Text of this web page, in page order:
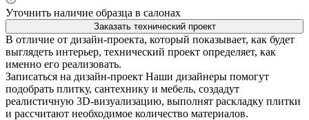
Уточнить наличие образца в салонах
Заказать технический проект
В отличие от дизайн-проекта, который показывает, как будет
выглядеть интерьер, технический проект определяет, как
именно его реализовать.
Записаться на дизайн-проект Наши дизайнеры помогут
подобрать плитку, сантехнику и мебель, создадут
реалистичную 3D-визуализацию, выполнят раскладку плитки
и рассчитают необходимое количество материалов.